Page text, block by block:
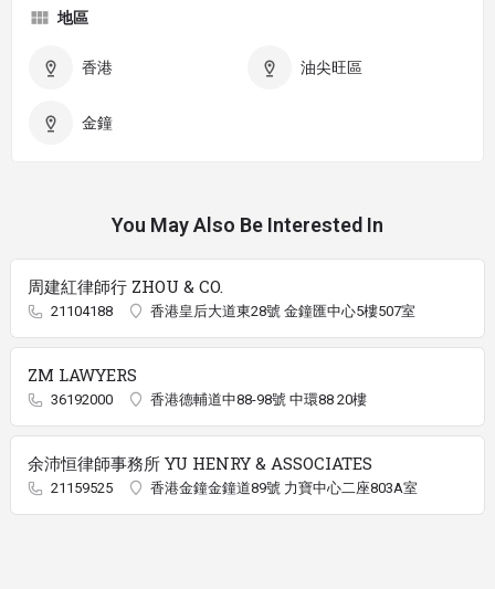
地區
香港 油尖旺區
金鐘
You May Also Be Interested In
周建紅律師行 ZHOU & CO.
21104188 香港皇后大道東28號 金鐘匯中心5樓507室
ZM LAWYERS
36192000 香港德輔道中88-98號 中環88 20樓
余沛恒律師事務所 YU HENRY & ASSOCIATES
21159525 香港金鐘金鐘道89號 力寶中心二座803A室